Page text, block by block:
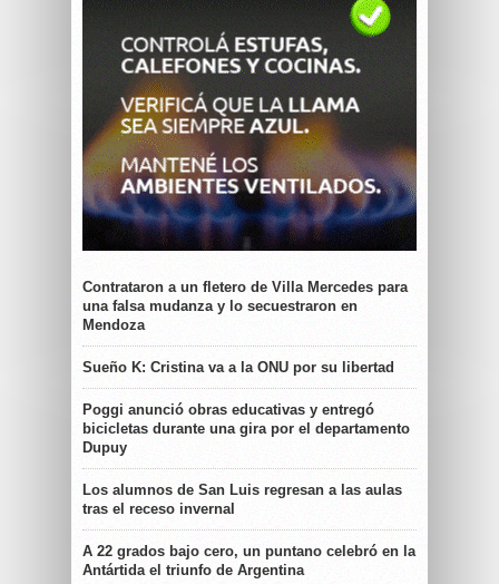
Contrataron a un fletero de Villa Mercedes para
una falsa mudanza y lo secuestraron en
Mendoza
Sueño K: Cristina va a la ONU por su libertad
Poggi anunció obras educativas y entregó
bicicletas durante una gira por el departamento
Dupuy
Los alumnos de San Luis regresan a las aulas
tras el receso invernal
A 22 grados bajo cero, un puntano celebró en la
Antártida el triunfo de Argentina